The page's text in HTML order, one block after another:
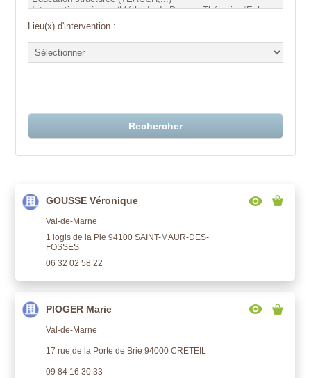
Lieu(x) d'intervention :
Rechercher
GOUSSE Véronique
Val-de-Marne
1 logis de la Pie 94100 SAINT-MAUR-DES-
FOSSES
06 32 02 58 22
PIOGER Marie
Val-de-Marne
17 rue de la Porte de Brie 94000 CRETEIL
09 84 16 30 33